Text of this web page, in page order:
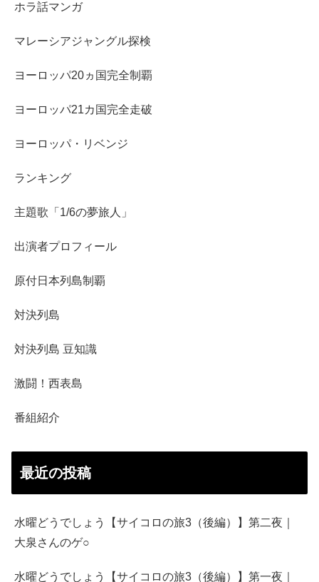
ホラ話マンガ
マレーシアジャングル探検
ヨーロッパ20ヵ国完全制覇
ヨーロッパ21カ国完全走破
ヨーロッパ・リベンジ
ランキング
主題歌「1/6の夢旅人」
出演者プロフィール
原付日本列島制覇
対決列島
対決列島 豆知識
激闘！西表島
番組紹介
最近の投稿
水曜どうでしょう【サイコロの旅3（後編）】第二夜｜
大泉さんのゲ○
水曜どうでしょう【サイコロの旅3（後編）】第一夜｜